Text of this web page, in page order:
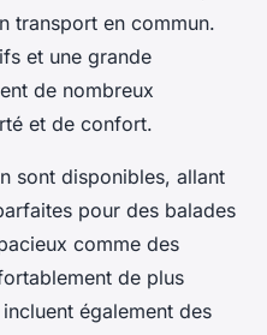
transport en commun.
et une grande
de nombreux
et de confort.
sont disponibles, allant
pour des balades
comme des
de plus
également des